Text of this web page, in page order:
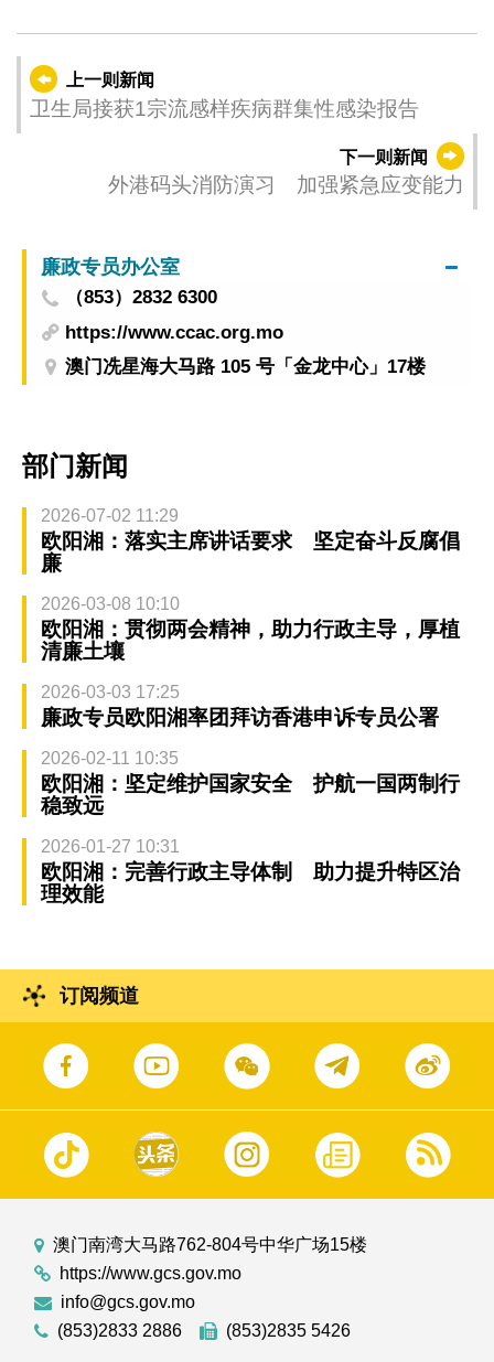
上一则新闻
卫生局接获1宗流感样疾病群集性感染报告
下一则新闻
外港码头消防演习 加强紧急应变能力
廉政专员办公室
（853）2832 6300
https://www.ccac.org.mo
澳门冼星海大马路 105 号「金龙中心」17楼
部门新闻
2026-07-02 11:29
欧阳湘：落实主席讲话要求 坚定奋斗反腐倡
廉
2026-03-08 10:10
欧阳湘：贯彻两会精神，助力行政主导，厚植
清廉土壤
2026-03-03 17:25
廉政专员欧阳湘率团拜访香港申诉专员公署
2026-02-11 10:35
欧阳湘：坚定维护国家安全 护航一国两制行
稳致远
2026-01-27 10:31
欧阳湘：完善行政主导体制 助力提升特区治
理效能
订阅频道
澳门南湾大马路762-804号中华广场15楼
https://www.gcs.gov.mo
info@gcs.gov.mo
(853)2833 2886
(853)2835 5426